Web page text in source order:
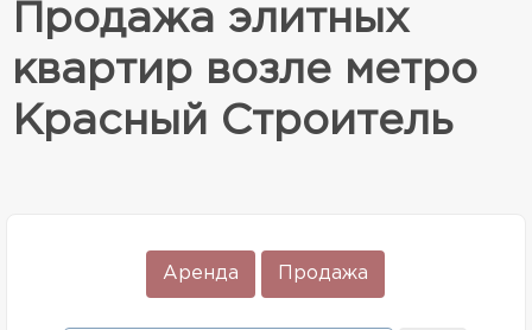
Продажа элитных
квартир возле метро
Красный Строитель
Аренда Продажа